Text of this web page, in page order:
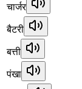
चार्जर
बैटरी
बत्ती
पंखा